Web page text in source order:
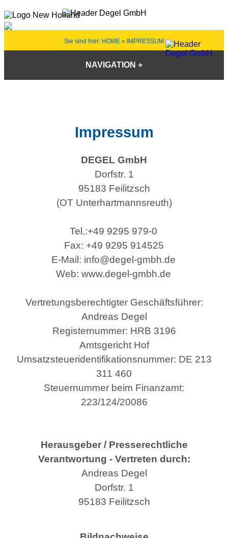
Sie sind hier: HOME » IMPRESSUM
NAVIGATION
Impressum
DEGEL GmbH
Dorfstr. 1
95183 Feilitzsch
(OT Unterhartmannsreuth)
Tel.:+49 9295 979-0
Fax: +49 9295 914525
E-Mail: info@degel-gmbh.de
Web: www.degel-gmbh.de
Vertretungsberechtigter Geschäftsführer:
Andreas Degel
Registernummer: HRB 3196
Amtsgericht Hof
Umsatzsteueridentifikationsnummer: DE 213
311 460
Steuernummer beim Finanzamt:
223/124/20086
Herausgeber / Presserechtliche
Verantwortung - Vertreten durch:
Andreas Degel
Dorfstr. 1
95183 Feilitzsch